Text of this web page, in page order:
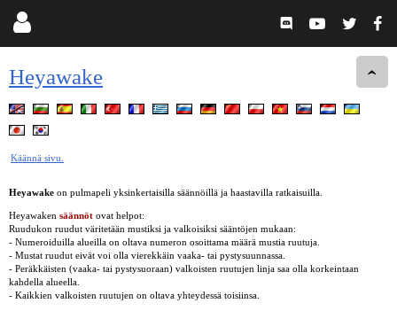
Heyawake
Käännä sivu.
Heyawake on pulmapeli yksinkertaisilla säännöillä ja haastavilla ratkaisuilla.
Heyawaken säännöt ovat helpot:
Ruudukon ruudut väritetään mustiksi ja valkoisiksi sääntöjen mukaan:
- Numeroiduilla alueilla on oltava numeron osoittama määrä mustia ruutuja.
- Mustat ruudut eivät voi olla vierekkäin vaaka- tai pystysuunnassa.
- Peräkkäisten (vaaka- tai pystysuoraan) valkoisten ruutujen linja saa olla korkeintaan
kahdella alueella.
- Kaikkien valkoisten ruutujen on oltava yhteydessä toisiinsa.